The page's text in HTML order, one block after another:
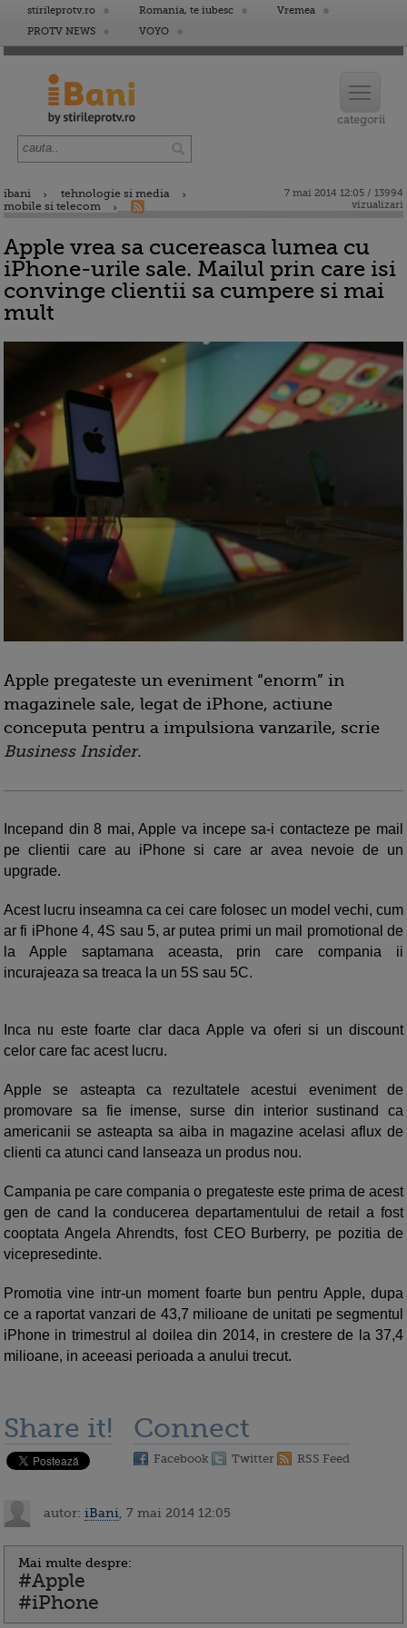
stirileprotv.ro Romania, te iubesc
Vremea
PROTV NEWS
VOYO
ibani
tehnologie si media
mobile si telecom
7 mai 2014 12:05 / 13994
vizualizari
Apple vrea sa cucereasca lumea cu
iPhone-urile sale. Mailul prin care isi
convinge clientii sa cumpere si mai
mult
Apple pregateste un eveniment “enorm” in
magazinele sale, legat de iPhone, actiune
conceputa pentru a impulsiona vanzarile, scrie
Business Insider.
Incepand din 8 mai, Apple va incepe sa-i contacteze pe mail
pe clientii care au iPhone si care ar avea nevoie de un
upgrade.
Acest lucru inseamna ca cei care folosec un model vechi, cum
ar fi iPhone 4, 4S sau 5, ar putea primi un mail promotional de
la Apple saptamana aceasta, prin care compania ii
incurajeaza sa treaca la un 5S sau 5C.
Inca nu este foarte clar daca Apple va oferi si un discount
celor care fac acest lucru.
Apple se asteapta ca rezultatele acestui eveniment de
promovare sa fie imense, surse din interior sustinand ca
americanii se asteapta sa aiba in magazine acelasi aflux de
clienti ca atunci cand lanseaza un produs nou.
Campania pe care compania o pregateste este prima de acest
gen de cand la conducerea departamentului de retail a fost
cooptata Angela Ahrendts, fost CEO Burberry, pe pozitia de
vicepresedinte.
Promotia vine intr-un moment foarte bun pentru Apple, dupa
ce a raportat vanzari de 43,7 milioane de unitati pe segmentul
iPhone in trimestrul al doilea din 2014, in crestere de la 37,4
milioane, in aceeasi perioada a anului trecut.
Share it! Connect
Facebook Twitter RSS Feed
autor: iBani , 7 mai 2014 12:05
Mai multe despre:
#Apple
#iPhone